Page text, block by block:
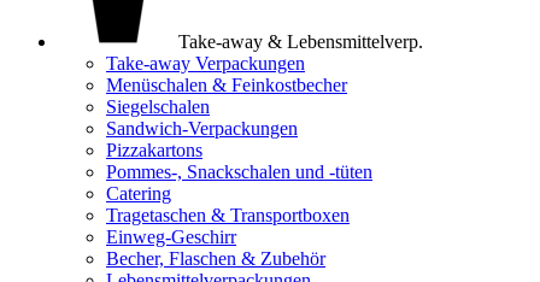
Take-away & Lebensmittelverp.
Take-away Verpackungen
Menüschalen & Feinkostbecher
Siegelschalen
Sandwich-Verpackungen
Pizzakartons
Pommes-, Snackschalen und -tüten
Catering
Tragetaschen & Transportboxen
Einweg-Geschirr
Becher, Flaschen & Zubehör